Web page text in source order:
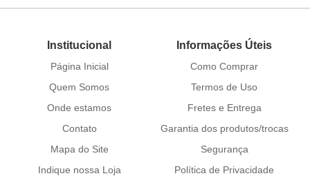
Institucional
Página Inicial
Quem Somos
Onde estamos
Contato
Mapa do Site
Indique nossa Loja
Informações Úteis
Como Comprar
Termos de Uso
Fretes e Entrega
Garantia dos produtos/trocas
Segurança
Política de Privacidade